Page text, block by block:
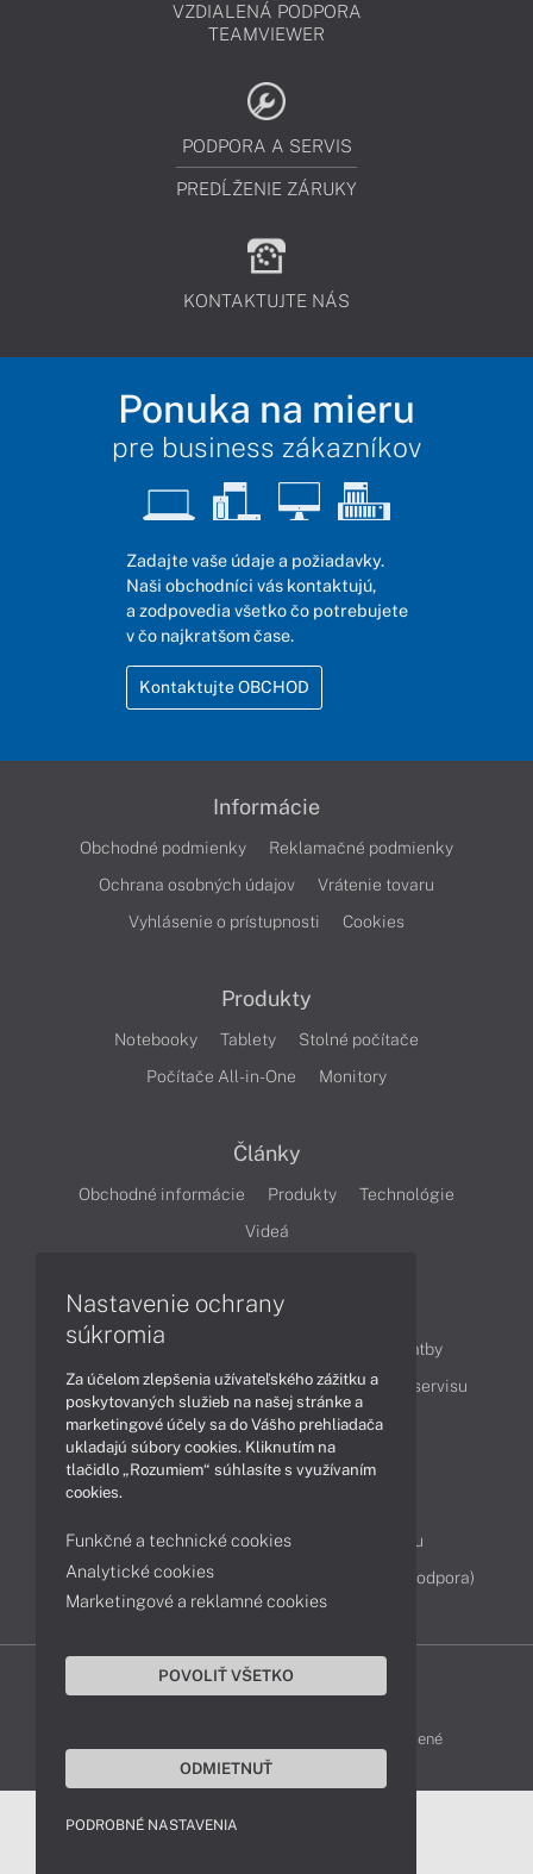
VZDIALENÁ PODPORA
TEAMVIEWER
PODPORA A SERVIS
PREDĹŽENIE ZÁRUKY
KONTAKTUJTE NÁS
Ponuka na mieru
pre business zákazníkov
Zadajte vaše údaje a požiadavky.
Naši obchodníci vás kontaktujú,
a zodpovedia všetko čo potrebujete
v čo najkratšom čase.
Kontaktujte OBCHOD
Informácie
Obchodné podmienky
Reklamačné podmienky
Ochrana osobných údajov
Vrátenie tovaru
Vyhlásenie o prístupnosti
Cookies
Produkty
Notebooky Tablety
Stolné počítače
Počítače All-in-One
Monitory
Články
Obchodné informácie Produkty
Technológie
Videá
Obsah
Ako nakupovať
Možnosti doručenia a platby
Podpora a servis
Servisné služby Cenník servisu
Kontakty
Servisné oddelenie
Reklamácia tovaru
Diagnostiky online
TeamViewer (vzdialená podpora)
DELL-SHOP © 2011 - 2026 Všetky práva vyhradené
Nastavenie ochrany
súkromia
Za účelom zlepšenia užívateľského zážitku a
poskytovaných služieb na našej stránke a
marketingové účely sa do Vášho prehliadača
ukladajú súbory cookies. Kliknutím na
tlačidlo „Rozumiem“ súhlasíte s využívaním
cookies.
Funkčné a technické cookies
Analytické cookies
Marketingové a reklamné cookies
POVOLIŤ VŠETKO
ODMIETNUŤ
PODROBNÉ NASTAVENIA